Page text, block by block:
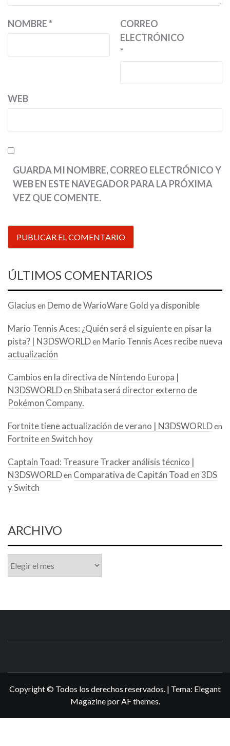
NOMBRE*
CORREO
ELECTRÓNICO
*
WEB
GUARDA MI NOMBRE, CORREO ELECTRÓNICO Y
WEB EN ESTE NAVEGADOR PARA LA PRÓXIMA
VEZ QUE COMENTE.
ÚLTIMOS COMENTARIOS
Glacius en Demo de WarioWare Gold ya disponible
Mario Tennis Aces: ¿Quién será el siguiente en pisar la
pista? | N3DSWORLDen Mario Tennis Aces recibe nueva
actualización
Cambios en la directiva de Nintendo Europa |
N3DSWORLDen Shibata será director externo de
Pokémon Company.
Fortnite tiene actualización de verano | N3DSWORLDen
Fortnite en Switch hoy
Captain Toad: Treasure Tracker análisis técnico |
N3DSWORLDen Comparativa de Capitán Toad en 3DS
y Switch
ARCHIVO
Copyright © Todos los derechos reservados. | Tema: Elegant
MagazineporAF themes.